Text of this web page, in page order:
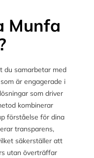
Munfa
du samarbetar med
är engagerade i
som driver
kombinerar
förståelse för dina
transparens,
säkerställer att
utan överträffar